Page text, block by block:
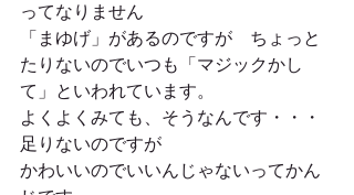
ってなりません
「まゆげ」があるのですが　ちょっと
たりないのでいつも「マジックかし
て」といわれています。
よくよくみても、そうなんです・・・
足りないのですが
かわいいのでいいんじゃないってかん